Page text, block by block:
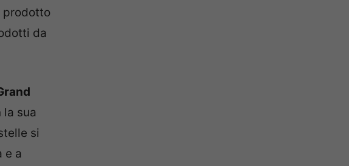
prodotto
da
la sua
si
e a